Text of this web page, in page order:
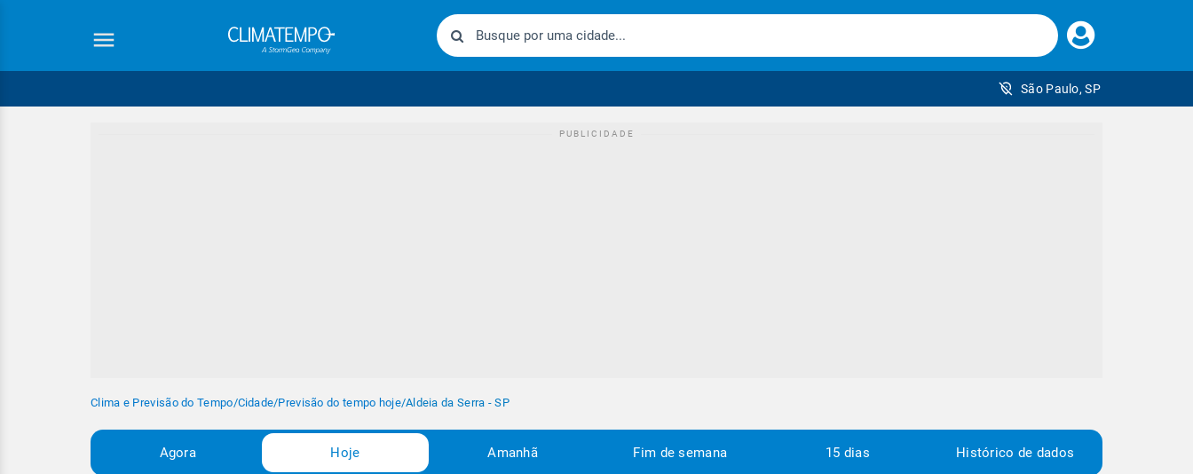
Faça
seu
São Paulo, SP
Clima e Previsão do Tempo/Cidade/Previsão do tempo hoje/Aldeia da Serra - SP
Agora Hoje Amanhã Fim de semana 15 dias Histórico de dados